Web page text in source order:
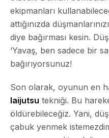
ekipmanları
attığınızda
diye bağırması kesin.
‘Yavaş, ben sadece bir
bağırıyorsunuz!
Son olarak, oyunun en
Iaijutsu tekniği. Bu
öldürebileceğiz. Yani,
çabuk yenmek